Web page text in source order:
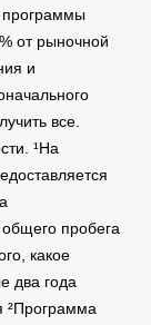
программы
от рыночной
и
все.
¹На
пробега
какое
два года
²Программа